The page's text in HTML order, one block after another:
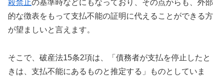
殺禁止の基準時などにもなっており、その点からも、外部
的な徴表をもって支払不能の証明に代えることができる方
が望ましいと言えます。
そこで、破産法15条2項は、「債務者が支払を停止したと
きは、支払不能にあるものと推定する」ものとしていま